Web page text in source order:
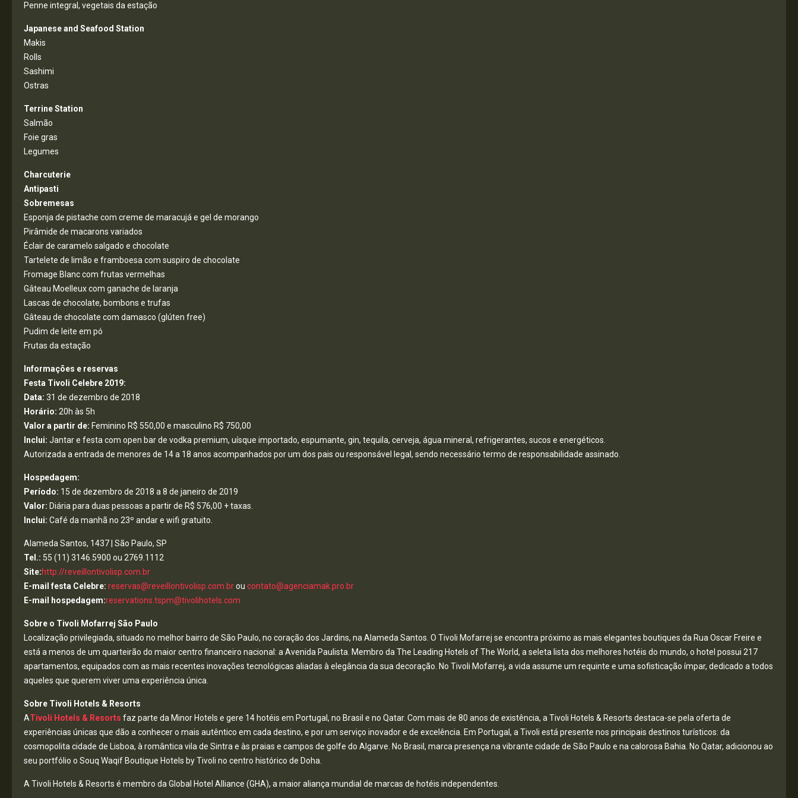
Penne integral, vegetais da estação
Japanese and Seafood Station
Makis
Rolls
Sashimi
Ostras
Terrine Station
Salmão
Foie gras
Legumes
Charcuterie
Antipasti
Sobremesas
Esponja de pistache com creme de maracujá e gel de morango
Pirâmide de macarons variados
Éclair de caramelo salgado e chocolate
Tartelete de limão e framboesa com suspiro de chocolate
Fromage Blanc com frutas vermelhas
Gâteau Moelleux com ganache de laranja
Lascas de chocolate, bombons e trufas
Gâteau de chocolate com damasco (glúten free)
Pudim de leite em pó
Frutas da estação
Informações e reservas
Festa Tivoli Celebre 2019:
Data: 31 de dezembro de 2018
Horário: 20h às 5h
Valor a partir de: Feminino R$ 550,00 e masculino R$ 750,00
Inclui: Jantar e festa com open bar de vodka premium, uísque importado, espumante, gin, tequila, cerveja, água mineral, refrigerantes, sucos e energéticos.
Autorizada a entrada de menores de 14 a 18 anos acompanhados por um dos pais ou responsável legal, sendo necessário termo de responsabilidade assinado.
Hospedagem:
Período: 15 de dezembro de 2018 a 8 de janeiro de 2019
Valor: Diária para duas pessoas a partir de R$ 576,00 + taxas.
Inclui: Café da manhã no 23º andar e wifi gratuito.
Alameda Santos, 1437 | São Paulo, SP
Tel.: 55 (11) 3146.5900 ou 2769.1112
Site:http://reveillontivolisp.com.br
E-mail festa Celebre: reservas@reveillontivolisp.com.brou contato@agenciamak.pro.br
E-mail hospedagem:reservations.tspm@tivolihotels.com
Sobre o Tivoli Mofarrej São Paulo
Localização privilegiada, situado no melhor bairro de São Paulo, no coração dos Jardins, na Alameda Santos. O Tivoli Mofarrej se encontra próximo as mais elegantes boutiques da Rua Oscar Freire e
está a menos de um quarteirão do maior centro financeiro nacional: a Avenida Paulista. Membro da The Leading Hotels of The World, a seleta lista dos melhores hotéis do mundo, o hotel possui 217
apartamentos, equipados com as mais recentes inovações tecnológicas aliadas à elegância da sua decoração. No Tivoli Mofarrej, a vida assume um requinte e uma sofisticação ímpar, dedicado a todos
aqueles que querem viver uma experiência única.
Sobre Tivoli Hotels & Resorts
ATivoli Hotels & Resorts faz parte da Minor Hotels e gere 14 hotéis em Portugal, no Brasil e no Qatar. Com mais de 80 anos de existência, a Tivoli Hotels & Resorts destaca-se pela oferta de
experiências únicas que dão a conhecer o mais autêntico em cada destino, e por um serviço inovador e de excelência. Em Portugal, a Tivoli está presente nos principais destinos turísticos: da
cosmopolita cidade de Lisboa, à romântica vila de Sintra e às praias e campos de golfe do Algarve. No Brasil, marca presença na vibrante cidade de São Paulo e na calorosa Bahia. No Qatar, adicionou ao
seu portfólio o Souq Waqif Boutique Hotels by Tivoli no centro histórico de Doha.
A Tivoli Hotels & Resorts é membro da Global Hotel Alliance (GHA), a maior aliança mundial de marcas de hotéis independentes.